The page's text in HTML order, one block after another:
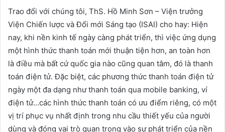
Trao đổi với chúng tôi, ThS. Hồ Minh Sơn – Viện trưởng
Viện Chiến lược và Đổi mới Sáng tạo (ISAI) cho hay: Hiện
nay, khi nền kinh tế ngày càng phát triển, thì việc ứng dụng
một hình thức thanh toán mới thuận tiện hơn, an toàn hơn
là điều mà bất cứ quốc gia nào cũng quan tâm, đó là thanh
toán điện tử. Đặc biệt, các phương thức thanh toán điện tử
ngày một đa dạng như thanh toán qua mobile banking, ví
điện tử…các hình thức thanh toán có ưu điểm riêng, có một
vị trí phục vụ nhất định trong nhu cầu thiết yếu của người
dùng và đóng vai trò quan trọng vào sự phát triển của nền